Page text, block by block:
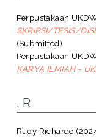
Perpustakaan
SKRIPSI/TESIS/
(Submitted)
Perpustakaan
KARYA ILMIAH -
, R
Rudy Richardo